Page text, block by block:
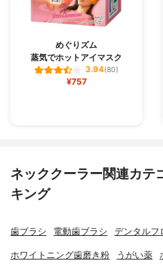
めぐりズム
蒸気でホットアイマスク
3.94(80)
¥757
ネッククーラー関連カテ
キング
歯ブラシ 電動歯ブラシ デンタルフ
ホワイトニング歯磨き粉 うがい薬